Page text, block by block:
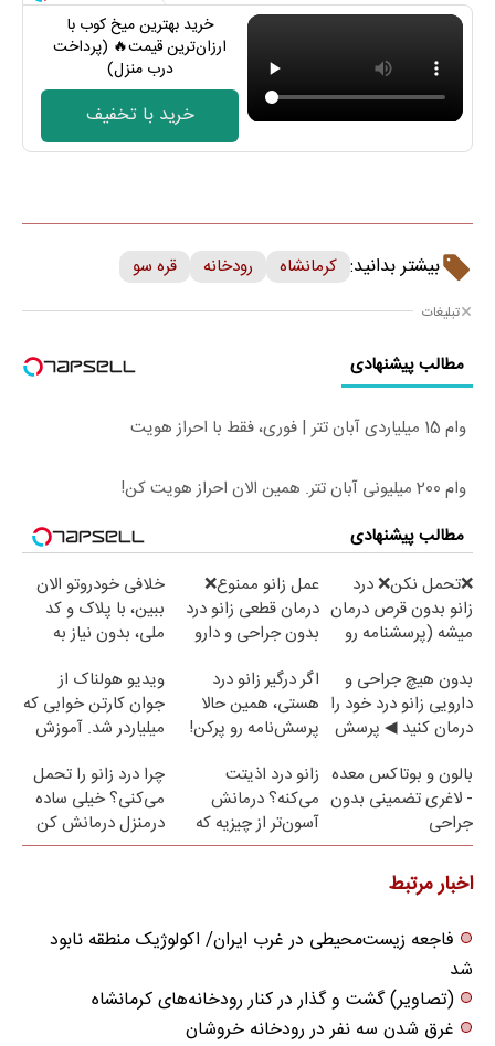
خرید بهترین میخ کوب با
ارزان‌ترین قیمت🔥 (پرداخت
درب منزل)
خرید با تخفیف
بیشتر بدانید: کرمانشاه رودخانه قره سو
تبلیغات
مطالب پیشنهادی
وام 15 میلیاردی آبان تتر | فوری، فقط با احراز هویت
وام 200 میلیونی آبان تتر. همین الان احراز هویت کن!
مطالب پیشنهادی
❌تحمل نکن❌ درد
زانو بدون قرص درمان
میشه (پرسشنامه رو
عمل زانو ممنوع❌
درمان قطعی زانو درد
بدون جراحی و دارو
خلافی خودروتو الان
ببین، با پلاک و کد
ملی، بدون نیاز به
بدون هیچ جراحی و
دارویی زانو درد خود را
درمان کنید ◀ پرسش
اگر درگیر زانو درد
هستی، همین حالا
پرسش‌نامه رو پرکن!
ویدیو هولناک از
جوان کارتن خوابی که
میلیاردر شد. آموزش
بالون و بوتاکس معده
- لاغری تضمینی بدون
جراحی
زانو درد اذیتت
می‌کنه؟ درمانش
آسون‌تر از چیزیه که
فکر
چرا درد زانو را تحمل
می‌کنی؟ خیلی ساده
درمنزل درمانش کن
اخبار مرتبط
فاجعه زیست‌محیطی در غرب ایران/ اکولوژیک منطقه نابو‌د
شد‌
(تصاویر) گشت و گذار در کنار رودخانه‌های کرمانشاه
غرق شدن سه نفر در رودخانه خروشان